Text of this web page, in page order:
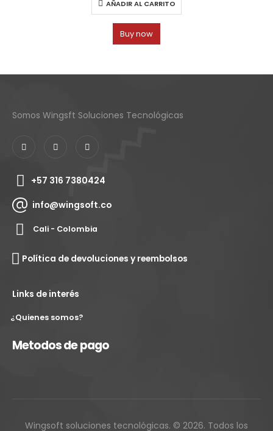
AÑADIR AL CARRITO
Buy now
Somos Wingsft Soluciones Tecnológicas
+57 316 7380424
info@wingsoft.co
Cali - Colombia
Política de devoluciones y reembolsos
Links de interés
¿Quienes somos?
Metodos de pago
Wingsoft soluciones tecnológicas. © 2026. Todos los